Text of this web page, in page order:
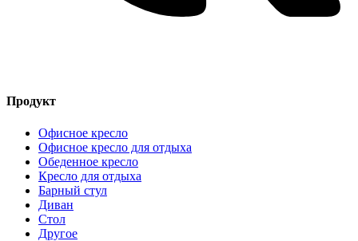
Продукт
Офисное кресло
Офисное кресло для отдыха
Обеденное кресло
Кресло для отдыха
Барный стул
Диван
Стол
Другое